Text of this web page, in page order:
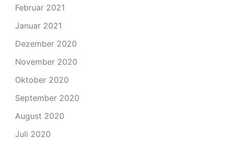
Februar 2021
Januar 2021
Dezember 2020
November 2020
Oktober 2020
September 2020
August 2020
Juli 2020